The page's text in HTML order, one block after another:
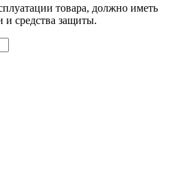
товара, должно иметь
и средства защиты.